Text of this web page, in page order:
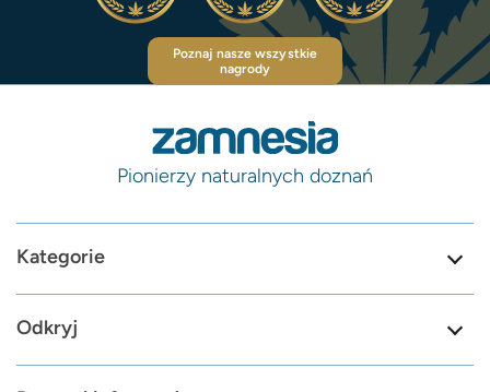
Poznaj nasze wszystkie
nagrody
Pionierzy naturalnych doznań
Kategorie
Odkryj